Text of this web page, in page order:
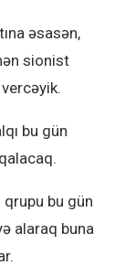
əsasən,
sionist
bu gün
qrupu bu gün
alaraq buna